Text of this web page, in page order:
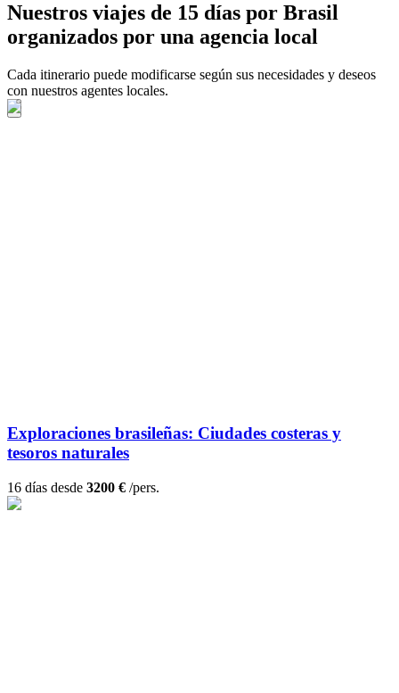
Nuestros viajes de 15 días por Brasil
organizados por una agencia local
Cada itinerario puede modificarse según sus necesidades y deseos
con nuestros agentes locales.
Exploraciones brasileñas: Ciudades costeras y
tesoros naturales
16 días desde 3200 € /pers.